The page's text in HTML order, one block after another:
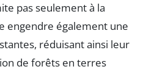
pas seulement à la
engendre également une
réduisant ainsi leur
de forêts en terres